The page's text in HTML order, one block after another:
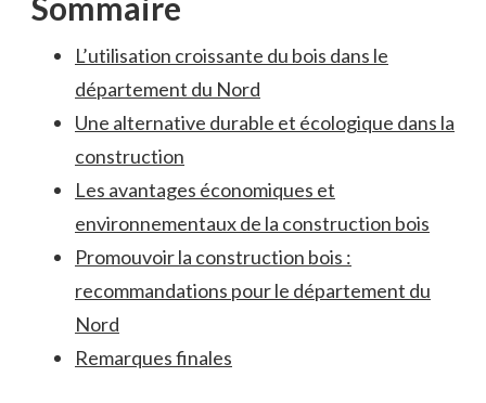
L’utilisation croissante du bois dans le
département du Nord
Une alternative durable et écologique dans ‍la
construction
Les avantages économiques et
environnementaux ⁣de la construction bois
Promouvoir la construction bois :
recommandations pour ⁤le département du
Nord
Remarques finales